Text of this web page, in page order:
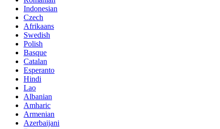
Indonesian
Czech
Afrikaans
Swedish
Polish
Basque
Catalan
Esperanto
Hindi
Lao
Albanian
Amharic
Armenian
Azerbaijani